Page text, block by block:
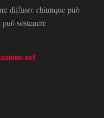
diffuso: chiunque può
sostenere